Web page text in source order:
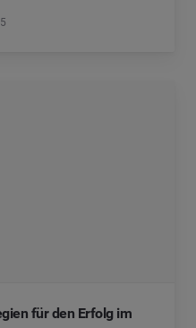
für den Erfolg im